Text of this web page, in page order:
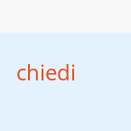
chiedi